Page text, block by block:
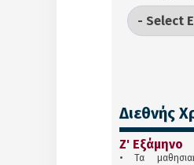
Διεθνής
Ζ' Εξάμηνο
• Τα